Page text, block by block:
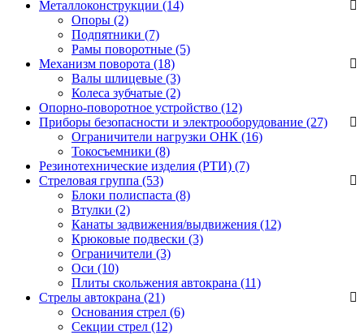
Металлоконструкции (14)
Опоры (2)
Подпятники (7)
Рамы поворотные (5)
Механизм поворота (18)
Валы шлицевые (3)
Колеса зубчатые (2)
Опорно-поворотное устройство (12)
Приборы безопасности и электрооборудование (27)
Ограничители нагрузки ОНК (16)
Токосъемники (8)
Резинотехнические изделия (РТИ) (7)
Стреловая группа (53)
Блоки полиспаста (8)
Втулки (2)
Канаты задвижения/выдвижения (12)
Крюковые подвески (3)
Ограничители (3)
Оси (10)
Плиты скольжения автокрана (11)
Стрелы автокрана (21)
Основания стрел (6)
Секции стрел (12)